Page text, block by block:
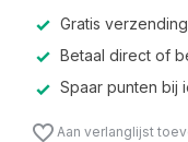
Gratis
Betaal direct of
Spaar punten bij
Aan verlanglijst